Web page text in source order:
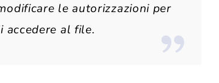
le autorizzazioni per
accedere al file.